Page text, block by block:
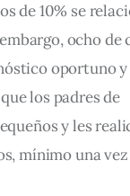
de 10% se
ocho de
oportuno y
los padres de
y les
mínimo una vez